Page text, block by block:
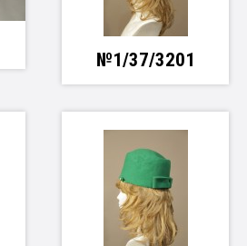
№1/37/3201